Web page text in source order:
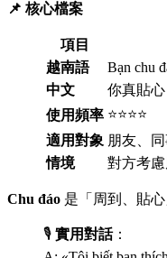
📌 核心檔案
項目
越南語
Bạn chu
中文
你真貼心
使用頻率 ⭐⭐⭐⭐
適用對象 朋友、
情境
對方考
Chu đáo 是「周到、貼
🎙️ 實用對話：